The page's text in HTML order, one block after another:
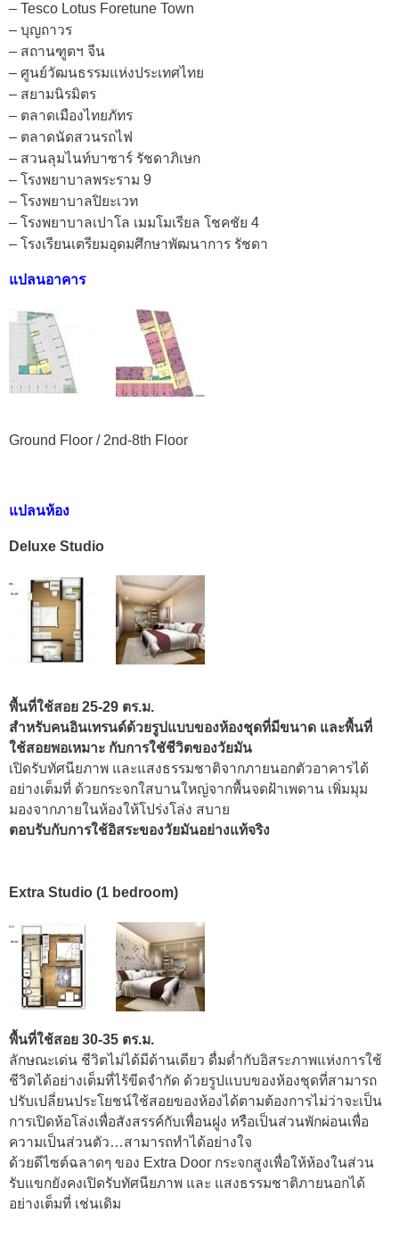
– Tesco Lotus Foretune Town
– บุญถาวร
– สถานฑูตฯ จีน
– ศูนย์วัฒนธรรมแห่งประเทศไทย
– สยามนิรมิตร
– ตลาดเมืองไทยภัทร
– ตลาดนัดสวนรถไฟ
– สวนลุมไนท์บาซาร์ รัชดาภิเษก
– โรงพยาบาลพระราม 9
– โรงพยาบาลปิยะเวท
– โรงพยาบาลเปาโล เมมโมเรียล โชคชัย 4
– โรงเรียนเตรียมอุดมศึกษาพัฒนาการ รัชดา
แปลนอาคาร
Ground Floor / 2nd-8th Floor
แปลนห้อง
Deluxe Studio
พื้นที่ใช้สอย 25-29 ตร.ม.
สำหรับคนอินเทรนด์ด้วยรูปแบบของห้องชุดที่มีขนาด และพื้นที่
ใช้สอยพอเหมาะ กับการใชัชีวิตของวัยมัน
เปิดรับทัศนียภาพ และแสงธรรมชาติจากภายนอกตัวอาคารได้
อย่างเต็มที่ ด้วยกระจกใสบานใหญ่จากพื้นจดฝ้าเพดาน เพิ่มมุม
มองจากภายในห้องให้โปร่งโล่ง สบาย
ตอบรับกับการใช้อิสระของวัยมันอย่างแท้จริง
Extra Studio (1 bedroom)
พื้นที่ใช้สอย 30-35 ตร.ม.
ลักษณะเด่น ชีวิตไม่ได้มีด้านเดียว ดื่มด่ำกับอิสระภาพแห่งการใช้
ชีวิตได้อย่างเต็มที่ไร้ขีดจำกัด ด้วยรูปแบบของห้องชุดที่สามารถ
ปรับเปลี่ยนประโยชน์ใช้สอยของห้องได้ตามต้องการไม่ว่าจะเป็น
การเปิดห้อโล่งเพื่อสังสรรค์กับเพื่อนฝูง หรือเป็นส่วนพักผ่อนเพื่อ
ความเป็นส่วนตัว…สามารถทำได้อย่างใจ
ด้วยดีไซต์ฉลาดๆ ของ Extra Door กระจกสูงเพื่อให้ห้องในส่วน
รับแขกยังคงเปิดรับทัศนียภาพ และ แสงธรรมชาติภายนอกได้
อย่างเต็มที่ เช่นเดิม